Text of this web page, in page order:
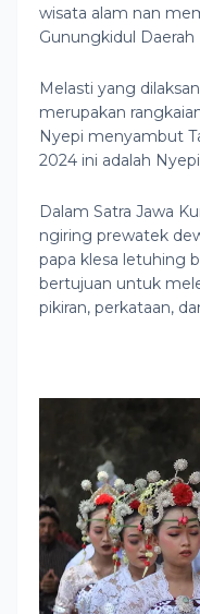
wisata alam nan
Gunungkidul
Melasti yang
merupakan
Nyepi menyambut
2024 ini adalah
Dalam Satra Jawa
ngiring prewatek
papa klesa letuhing
bertujuan untuk
pikiran, perkataan,